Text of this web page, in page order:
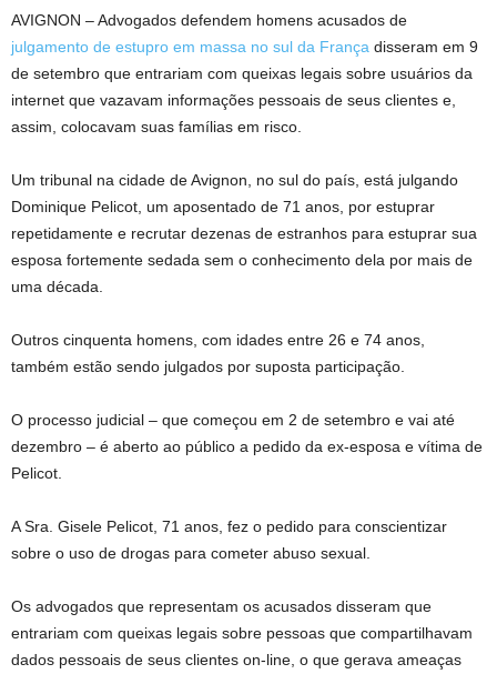
AVIGNON – Advogados defendem homens acusados ​​de
julgamento de estupro em massa no sul da França disseram em 9
de setembro que entrariam com queixas legais sobre usuários da
internet que vazavam informações pessoais de seus clientes e,
assim, colocavam suas famílias em risco.
Um tribunal na cidade de Avignon, no sul do país, está julgando
Dominique Pelicot, um aposentado de 71 anos, por estuprar
repetidamente e recrutar dezenas de estranhos para estuprar sua
esposa fortemente sedada sem o conhecimento dela por mais de
uma década.
Outros cinquenta homens, com idades entre 26 e 74 anos,
também estão sendo julgados por suposta participação.
O processo judicial – que começou em 2 de setembro e vai até
dezembro – é aberto ao público a pedido da ex-esposa e vítima de
Pelicot.
A Sra. Gisele Pelicot, 71 anos, fez o pedido para conscientizar
sobre o uso de drogas para cometer abuso sexual.
Os advogados que representam os acusados ​​disseram que
entrariam com queixas legais sobre pessoas que compartilhavam
dados pessoais de seus clientes on-line, o que gerava ameaças